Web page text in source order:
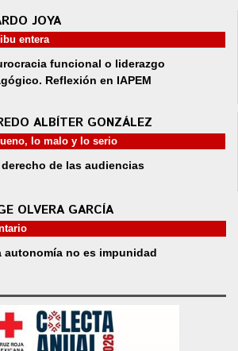
JOYA
entera
funcional o liderazgo
Reflexión en IAPEM
ALBÍTER GONZÁLEZ
lo malo y lo serio
derecho de las audiencias
OLVERA GARCÍA
autonomía no es impunidad